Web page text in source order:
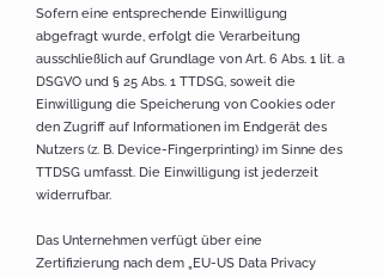
Sofern eine entsprechende Einwilligung
abgefragt wurde, erfolgt die Verarbeitung
ausschließlich auf Grundlage von Art. 6 Abs. 1 lit. a
DSGVO und § 25 Abs. 1 TTDSG, soweit die
Einwilligung die Speicherung von Cookies oder
den Zugriff auf Informationen im Endgerät des
Nutzers (z. B. Device-Fingerprinting) im Sinne des
TTDSG umfasst. Die Einwilligung ist jederzeit
widerrufbar.
Das Unternehmen verfügt über eine
Zertifizierung nach dem „EU-US Data Privacy